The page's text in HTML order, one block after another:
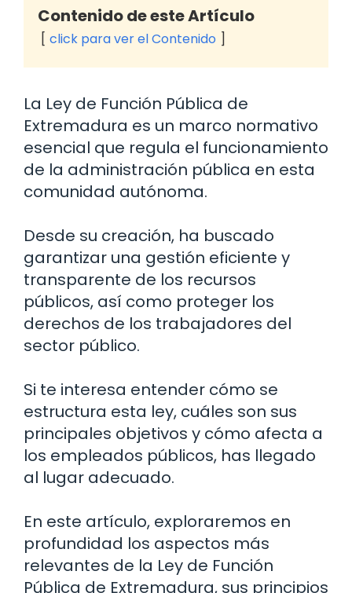
Contenido de este Artículo
click para ver el Contenido
La Ley de Función Pública de
Extremadura es un marco normativo
esencial que regula el funcionamiento
de la administración pública en esta
comunidad autónoma.
Desde su creación, ha buscado
garantizar una gestión eficiente y
transparente de los recursos
públicos, así como proteger los
derechos de los trabajadores del
sector público.
Si te interesa entender cómo se
estructura esta ley, cuáles son sus
principales objetivos y cómo afecta a
los empleados públicos, has llegado
al lugar adecuado.
En este artículo, exploraremos en
profundidad los aspectos más
relevantes de la Ley de Función
Pública de Extremadura, sus principios